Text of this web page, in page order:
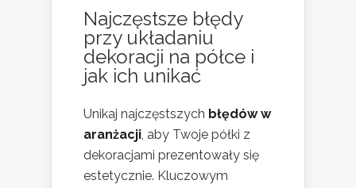
Najczęstsze błędy
przy układaniu
dekoracji na półce i
jak ich unikać
Unikaj najczęstszych błędów w
aranżacji, aby Twoje półki z
dekoracjami prezentowały się
estetycznie. Kluczowym